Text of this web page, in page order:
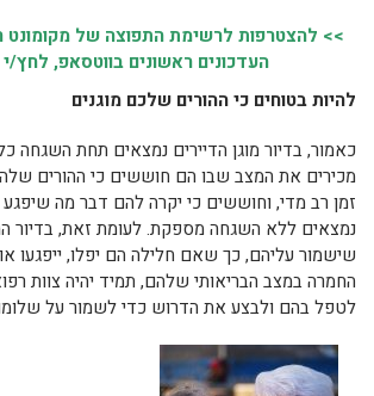
>> להצטרפות לרשימת התפוצה של מקומונט
העדכונים ראשונים בווטסאפ, לחץ/
להיות בטוחים כי ההורים שלכם מוגנים
כאמור, בדיור מוגן הדיירים נמצאים תחת השגחה
מכירים את המצב שבו הם חוששים כי ההורים
זמן רב מדי, וחוששים כי יקרה להם דבר מה
נמצאים ללא השגחה מספקת. לעומת זאת, בדיור
שישמור עליהם, כך שאם חלילה הם יפלו, ייפגעו
החמרה במצב הבריאותי שלהם, תמיד יהיה צוות
לטפל בהם ולבצע את הדרוש כדי לשמור על